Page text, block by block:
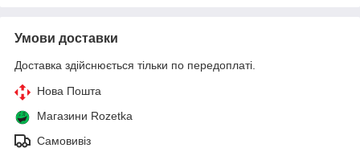
Умови доставки
Доставка здійснюється тільки по передоплаті.
Нова Пошта
Магазини Rozetka
Самовивіз